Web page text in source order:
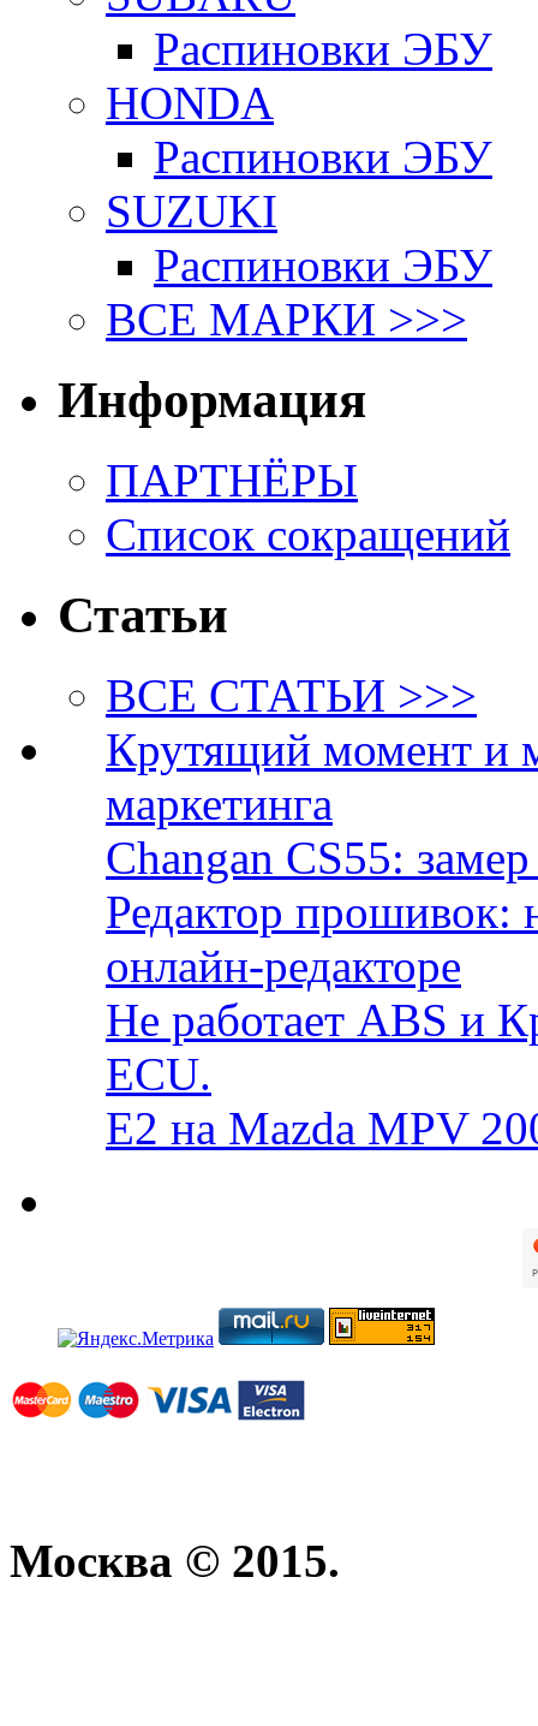
Распиновки ЭБУ
HONDA
Распиновки ЭБУ
SUZUKI
Распиновки ЭБУ
ВСЕ МАРКИ >>>
Информация
ПАРТНЁРЫ
Список сокращений
Статьи
ВСЕ СТАТЬИ >>>
Крутящий момент и
маркетинга
Changan CS55:
Редактор прошивок:
онлайн-редакторе
Не работает ABS и
ECU.
E2 на Mazda MPV
Москва © 2015.